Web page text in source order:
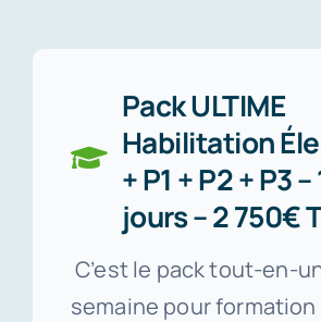
Pack ULTIME
Habilitation
+ P1 + P2 + P3 –
jours – 2 750€
C’est le pack tout-en-
semaine pour formation